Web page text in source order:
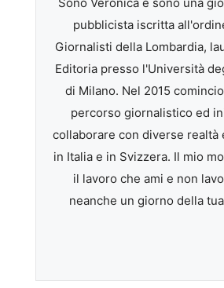
pubblicista iscritta
Giornalisti della Lombardia,
Editoria presso l'Università
di Milano. Nel 2015
percorso giornalistico ed
collaborare con diverse realtà
in Italia e in Svizzera. Il mio
il lavoro che ami e non
neanche un giorno della